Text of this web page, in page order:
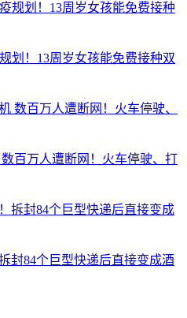
划！13周岁女孩能免费接种双
百万人遭断网！火车停驶、打
封84个巨型快递后直接变成酒